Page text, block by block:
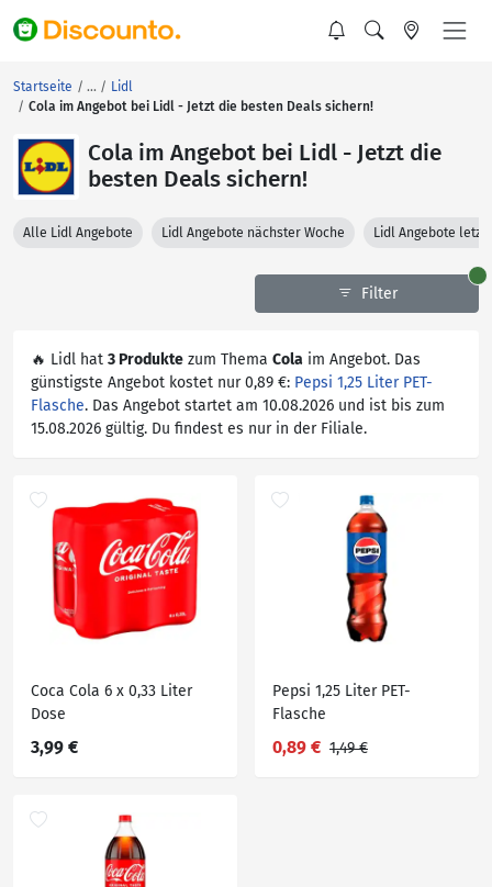
Startseite
Lidl
Cola im Angebot bei Lidl - Jetzt die besten Deals sichern!
Cola im Angebot bei Lidl - Jetzt die
besten Deals sichern!
Alle Lidl Angebote Lidl Angebote nächster Woche Lidl Angebote
Filter
🔥 Lidl hat 3 Produkte zum Thema Cola im Angebot. Das
günstigste Angebot kostet nur 0,89 €: Pepsi 1,25 Liter PET-
Flasche. Das Angebot startet am 10.08.2026 und ist bis zum
15.08.2026 gültig. Du findest es nur in der Filiale.
Coca Cola 6 x 0,33 Liter
Dose
3,99 €
Pepsi 1,25 Liter PET-
Flasche
0,89 € 1,49 €